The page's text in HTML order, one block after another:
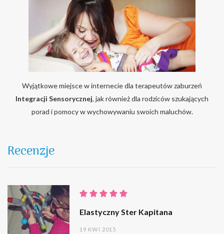
Wyjątkowe miejsce w internecie dla terapeutów zaburzeń
Integracji Sensorycznej, jak również dla rodziców szukających
porad i pomocy w wychowywaniu swoich maluchów.
Recenzje
Elastyczny Ster Kapitana
19 KWI 2015